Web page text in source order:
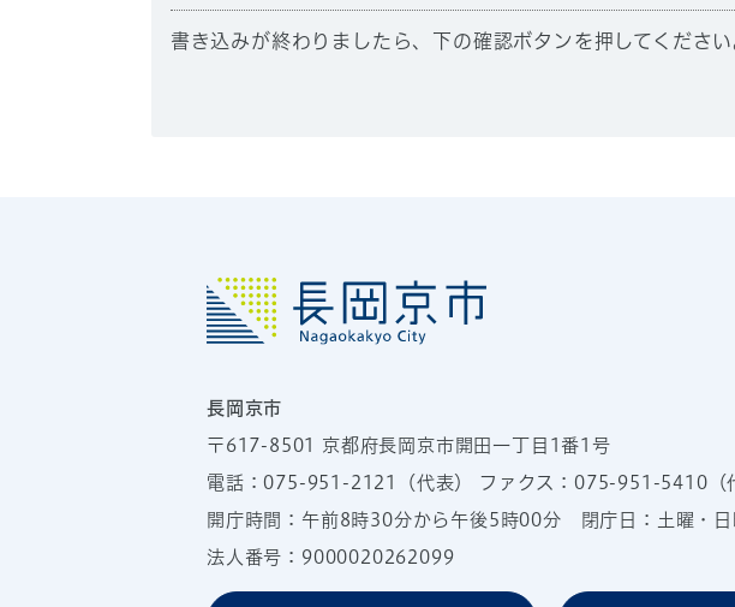
書き込みが終わりましたら、下の確認ボタンを押してください
長岡京市
〒617-8501 京都府長岡京市開田一丁目1番1号
電話：075-951-2121 （代表） ファクス：075-951-5410（
開庁時間：午前8時30分から午後5時00分 閉庁日：土曜・
法人番号：9000020262099